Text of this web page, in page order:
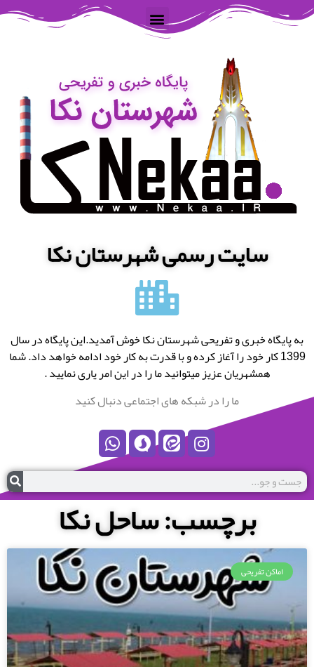
سایت رسمی شهرستان نکا
به پایگاه خبری و تفریحی شهرستان نکا خوش آمدید.این پایگاه در سال
1399 کار خود را آغاز کرده و با قدرت به کار خود ادامه خواهد داد. شما
همشهریان عزیز میتوانید ما را در این امر یاری نمایید .
ما را در شبکه های اجتماعی دنبال کنید
برچسب: ساحل نکا
اماکن تفریحی